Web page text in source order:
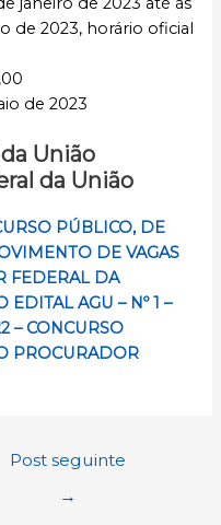
de 2023, horário oficial
de 2023
União
da União
PÚBLICO, DE
DE VAGAS
FEDERAL DA
AGU – Nº 1 –
– CONCURSO
PROCURADOR
Post seguinte
→